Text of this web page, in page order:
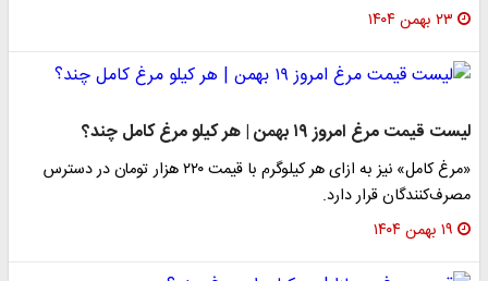
۲۳ بهمن ۱۴۰۴
لیست قیمت مرغ امروز ۱۹ بهمن | هر کیلو مرغ کامل چند؟
«مرغ کامل» نیز به ازای هر کیلوگرم با قیمت ۲۲۰ هزار تومان در دسترس
مصرف‌کنندگان قرار دارد.
۱۹ بهمن ۱۴۰۴